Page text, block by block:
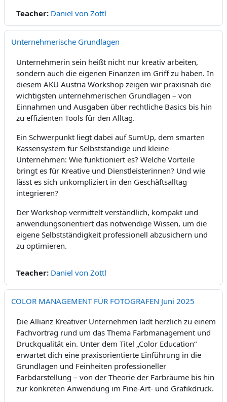
Teacher: Daniel von Zottl
Unternehmerische Grundlagen
Unternehmerin sein heißt nicht nur kreativ arbeiten,
sondern auch die eigenen Finanzen im Griff zu haben. In
diesem AKU Austria Workshop zeigen wir praxisnah die
wichtigsten unternehmerischen Grundlagen – von
Einnahmen und Ausgaben über rechtliche Basics bis hin
zu effizienten Tools für den Alltag.
Ein Schwerpunkt liegt dabei auf SumUp, dem smarten
Kassensystem für Selbstständige und kleine
Unternehmen: Wie funktioniert es? Welche Vorteile
bringt es für Kreative und Dienstleisterinnen? Und wie
lässt es sich unkompliziert in den Geschäftsalltag
integrieren?
Der Workshop vermittelt verständlich, kompakt und
anwendungsorientiert das notwendige Wissen, um die
eigene Selbstständigkeit professionell abzusichern und
zu optimieren.
Teacher: Daniel von Zottl
COLOR MANAGEMENT FÜR FOTOGRAFEN Juni 2025
Die Allianz Kreativer Unternehmen lädt herzlich zu einem
Fachvortrag rund um das Thema Farbmanagement und
Druckqualität ein. Unter dem Titel „Color Education“
erwartet dich eine praxisorientierte Einführung in die
Grundlagen und Feinheiten professioneller
Farbdarstellung – von der Theorie der Farbräume bis hin
zur konkreten Anwendung im Fine-Art- und Grafikdruck.